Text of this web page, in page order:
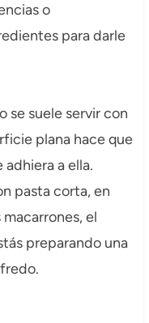
o
para darle
se suele servir con
plana hace que
adhiera a ella.
pasta corta, en
el
preparando una